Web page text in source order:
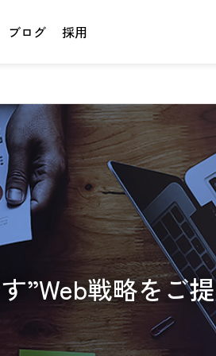
ブログ 採用
”Web戦略をご